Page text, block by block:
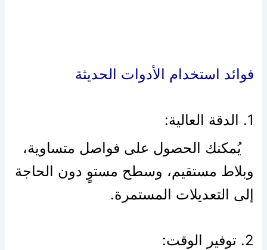
فوائد استخدام الأدوات الحديثة
1. الدقة العالية:
يُمكنك الحصول على فواصل متساوية،
وبلاط مستقيم، وسطح مستوٍ دون الحاجة
إلى التعديلات المستمرة.
2. توفير الوقت: